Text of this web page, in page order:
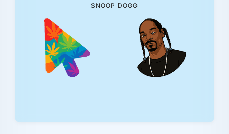
SNOOP DOGG